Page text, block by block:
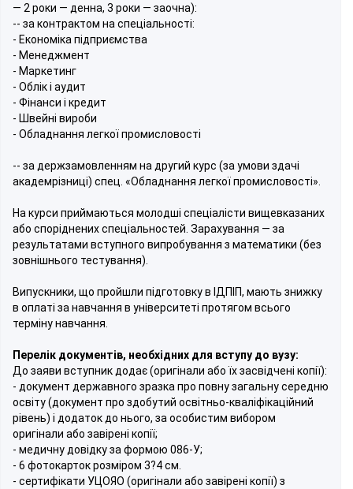
— 2 роки — денна, 3 роки — заочна):
-- за контрактом на спеціальності:
- Економіка підприємства
- Менеджмент
- Маркетинг
- Облік і аудит
- Фінанси і кредит
- Швейні вироби
- Обладнання легкої промисловості
-- за держзамовленням на другий курс (за умови здачі
академрізниці) спец. «Обладнання легкої промисловості».
На курси приймаються молодші спеціалісти вищевказаних
або споріднених спеціальностей. Зарахування — за
результатами вступного випробування з математики (без
зовнішнього тестування).
Випускники, що пройшли підготовку в ІДПІП, мають знижку
в оплаті за навчання в університеті протягом всього
терміну навчання.
Перелік документів, необхідних для вступу до вузу:
До заяви вступник додає (оригінали або їх засвідчені копії):
- документ державного зразка про повну загальну середню
освіту (документ про здобутий освітньо-кваліфікаційний
рівень) і додаток до нього, за особистим вибором
оригінали або завірені копії;
- медичну довідку за формою 086-У;
- 6 фотокарток розміром 3?4 см.
- сертифікати УЦОЯО (оригінали або завірені копії) з